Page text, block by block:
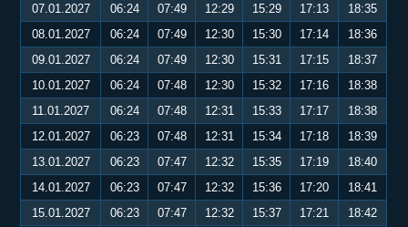
07.01.2027
06:24 07:49 12:29 15:29 17:13
18:35
08.01.2027
06:24 07:49 12:30 15:30 17:14
18:36
09.01.2027
06:24 07:49 12:30 15:31 17:15
18:37
10.01.2027
06:24 07:48 12:30 15:32 17:16
18:38
11.01.2027
06:24 07:48 12:31 15:33 17:17
18:38
12.01.2027
06:23 07:48 12:31 15:34 17:18
18:39
13.01.2027
06:23 07:47 12:32 15:35 17:19
18:40
14.01.2027
06:23 07:47 12:32 15:36 17:20
18:41
15.01.2027
06:23 07:47 12:32 15:37 17:21
18:42